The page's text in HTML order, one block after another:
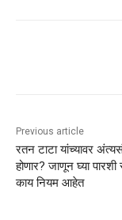
Previous article
रतन टाटा यांच्यावर
होणार? जाणून घ्या
काय नियम आहेत